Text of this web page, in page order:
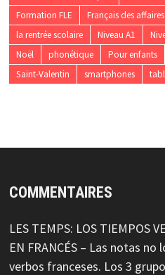
Formation FLE
Français des affaires
la rentrée scolaire
Niveau A1
Noël
phonétique Pour enfants
Saint-Valentin
smartphones
COMMENTAIRES
LES TEMPS: LOS TIEMPOS
EN FRANCÉS – Las notas no
verbos franceses. Los 3